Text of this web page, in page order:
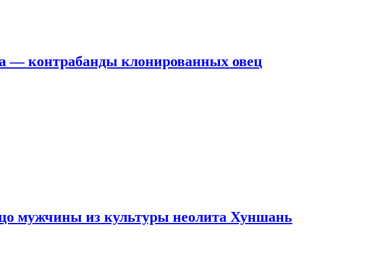
— контрабанды клонированных овец
мужчины из культуры неолита Хуншань